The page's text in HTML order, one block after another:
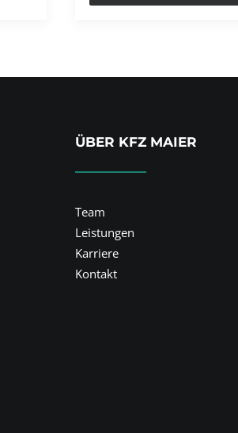
ÜBER KFZ MAIER
Team
Leistungen
Karriere
Kontakt